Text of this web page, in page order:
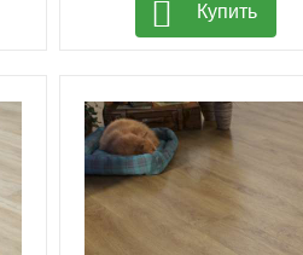
Купить